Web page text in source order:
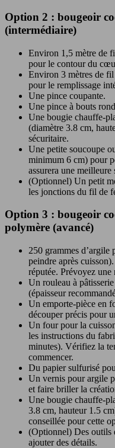
Option 2 : bougeoir
(intermédiaire)
Environ 1,5 mètre de
pour le contour du
Environ 3 mètres de
pour le remplissage
Une pince coupante.
Une pince à bouts
Une bougie chauffe-
(diamètre 3.8 cm,
sécuritaire.
Une petite soucoupe
minimum 6 cm) pour
assurera une meilleure
(Optionnel) Un petit
les jonctions du fil de
Option 3 : bougeoir
polymère (avancé)
250 grammes d’argile
peindre après
réputée. Prévoyez une
Un rouleau à
(épaisseur
Un emporte-pièce en
découper précis pour
Un four pour la
les instructions du
minutes). Vérifiez la
commencer.
Du papier sulfurisé
Un vernis pour argile
et faire briller la
Une bougie chauffe-
3.8 cm, hauteur 1.5
conseillée pour cette
(Optionnel) Des outils
ajouter des détails.